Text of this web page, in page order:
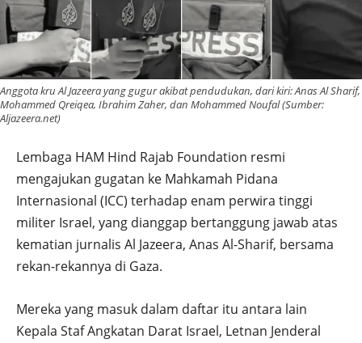
Anggota kru Al Jazeera yang gugur akibat pendudukan, dari kiri: Anas Al Sharif,
Mohammed Qreiqea, Ibrahim Zaher, dan Mohammed Noufal (Sumber:
Aljazeera.net)
Lembaga HAM Hind Rajab Foundation resmi
mengajukan gugatan ke Mahkamah Pidana
Internasional (ICC) terhadap enam perwira tinggi
militer Israel, yang dianggap bertanggung jawab atas
kematian jurnalis Al Jazeera, Anas Al-Sharif, bersama
rekan-rekannya di Gaza.
Mereka yang masuk dalam daftar itu antara lain
Kepala Staf Angkatan Darat Israel, Letnan Jenderal